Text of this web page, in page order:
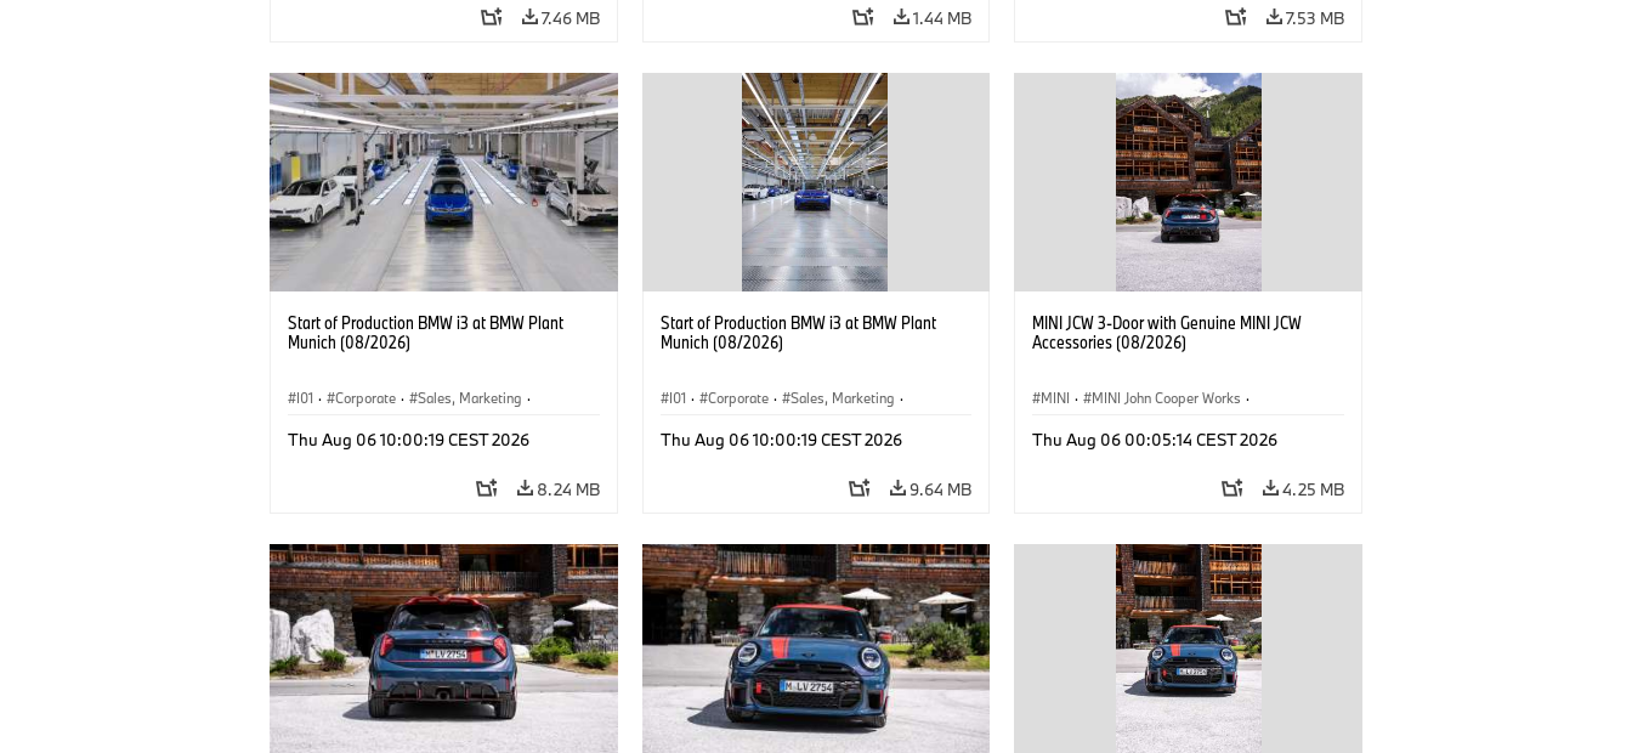
7.46 MB 1.44 MB 7.53 MB
Start of Production BMW i3 at BMW Plant
Munich (08/2026)
I01 · Corporate · Sales, Marketing ·
Thu Aug 06 10:00:19 CEST 2026
8.24 MB
Start of Production BMW i3 at BMW Plant
Munich (08/2026)
I01 · Corporate · Sales, Marketing ·
Thu Aug 06 10:00:19 CEST 2026
9.64 MB
MINI JCW 3-Door with Genuine MINI JCW
Accessories (08/2026)
MINI · MINI John Cooper Works ·
Optional Extras, Accessories
Thu Aug 06 00:05:14 CEST 2026
4.25 MB